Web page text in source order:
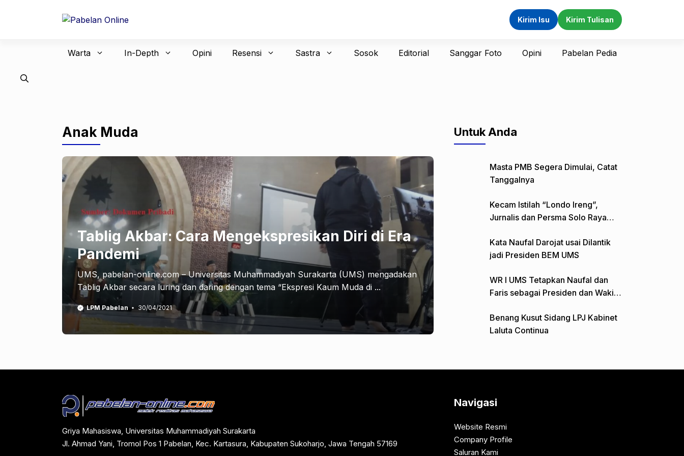
Kirim Isu Kirim Tulisan
Warta In-Depth Opini Resensi Sastra Sosok Editorial Sanggar Foto Opini Pabelan Pedia
Anak Muda
Tablig Akbar: Cara Mengekspresikan Diri di Era
Pandemi
UMS, pabelan-online.com – Universitas Muhammadiyah Surakarta (UMS) mengadakan
Tablig Akbar secara luring dan daring dengan tema “Ekspresi Kaum Muda di ...
LPM Pabelan 30/04/2021
Untuk Anda
Masta PMB Segera Dimulai, Catat
Tanggalnya
Kecam Istilah “Londo Ireng”,
Jurnalis dan Persma Solo Raya
Kata Naufal Darojat usai Dilantik
jadi Presiden BEM UMS
WR I UMS Tetapkan Naufal dan
Faris sebagai Presiden dan Wakil
Benang Kusut Sidang LPJ Kabinet
Laluta Continua
Griya Mahasiswa, Universitas Muhammadiyah Surakarta
Jl. Ahmad Yani, Tromol Pos 1 Pabelan, Kec. Kartasura, Kabupaten Sukoharjo, Jawa Tengah 57169
Navigasi
Website Resmi
Company Profile
Saluran Kami